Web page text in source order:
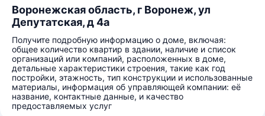
Воронежская область, г Воронеж, ул
Депутатская, д 4а
Получите подробную информацию о доме, включая:
общее количество квартир в здании, наличие и список
организаций или компаний, расположенных в доме,
детальные характеристики строения, такие как год
постройки, этажность, тип конструкции и использованные
материалы, информация об управляющей компании: её
название, контактные данные, и качество
предоставляемых услуг